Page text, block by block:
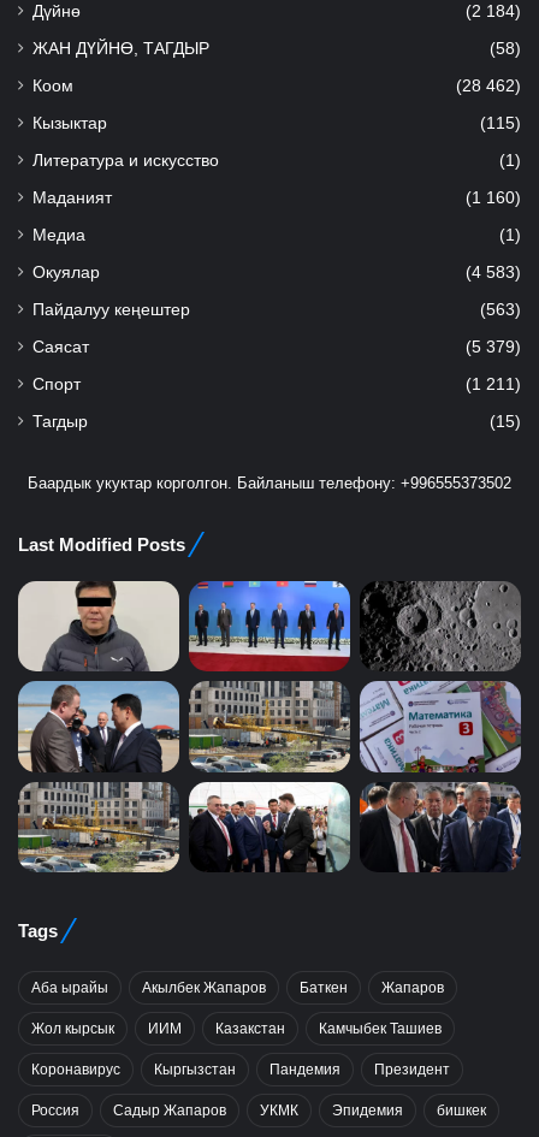
Дүйнө (2 184)
ЖАН ДҮЙНӨ, ТАГДЫР (58)
Коом (28 462)
Кызыктар (115)
Литература и искусство (1)
Маданият (1 160)
Медиа (1)
Окуялар (4 583)
Пайдалуу кеңештер (563)
Саясат (5 379)
Спорт (1 211)
Тагдыр (15)
Баардык укуктар корголгон. Байланыш телефону: +996555373502
Last Modified Posts
Tags
Аба ырайы Акылбек Жапаров Баткен Жапаров
Жол кырсык ИИМ Казакстан Камчыбек Ташиев
Коронавирус Кыргызстан Пандемия Президент
Россия Садыр Жапаров УКМК Эпидемия бишкек